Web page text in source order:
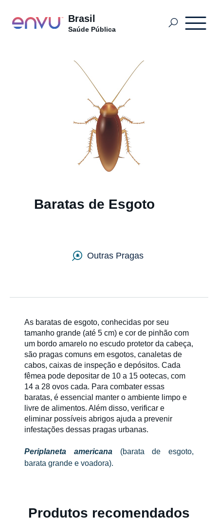
Brasil
Saúde Pública
SitemapBaratas de Esgoto
Outras Pragas
As baratas de esgoto, conhecidas por seu
tamanho grande (até 5 cm) e cor de pinhão com
um bordo amarelo no escudo protetor da cabeça,
são pragas comuns em esgotos, canaletas de
cabos, caixas de inspeção e depósitos. Cada
fêmea pode depositar de 10 a 15 ootecas, com
14 a 28 ovos cada. Para combater essas
baratas, é essencial manter o ambiente limpo e
livre de alimentos. Além disso, verificar e
eliminar possíveis abrigos ajuda a prevenir
infestações dessas pragas urbanas.
Periplaneta americana (barata de esgoto,
barata grande e voadora).
Produtos recomendados